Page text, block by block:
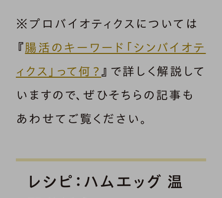
※プロバイオティクスについては
『 腸活のキーワード「シンバイオテ
ィクス」って何？ 』で詳しく解説して
いますので、ぜひそちらの記事も
あわせてご覧ください。
レシピ：ハムエッグ 温